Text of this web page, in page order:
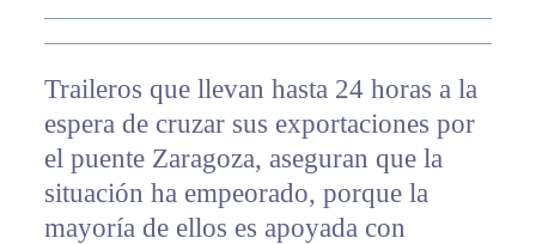
Traileros que llevan hasta 24 horas a la
espera de cruzar sus exportaciones por
el puente Zaragoza, aseguran que la
situación ha empeorado, porque la
mayoría de ellos es apoyada con